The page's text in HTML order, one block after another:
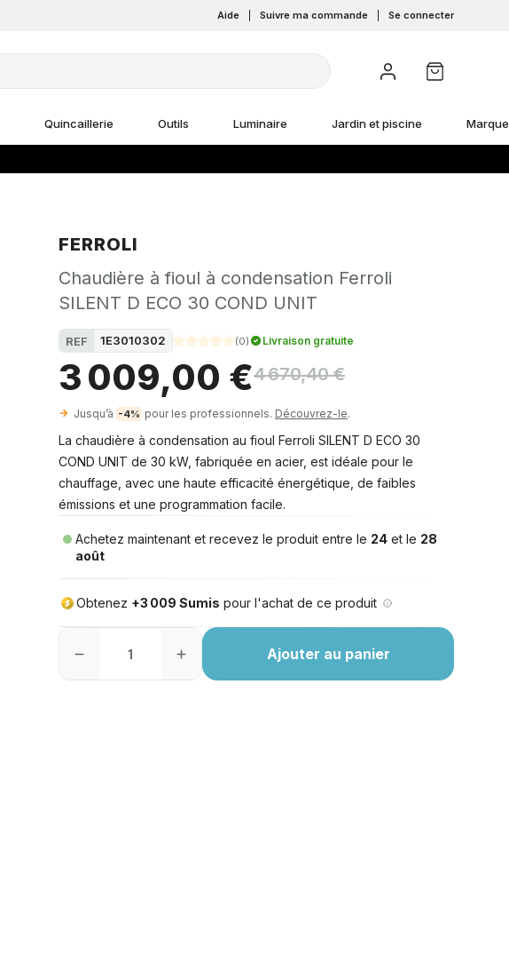
Aide Suivre ma commande Se connecter
Quincaillerie Outils Luminaire Jardin et piscine
FERROLI
Chaudière à fioul à condensation Ferroli
SILENT D ECO 30 COND UNIT
REF 1E3010302 (0) Livraison gratuite
3 009,00 €4 670,40 €
Jusqu’à -4% pour les professionnels. Découvrez-le.
La chaudière à condensation au fioul Ferroli SILENT D ECO 30
COND UNIT de 30 kW, fabriquée en acier, est idéale pour le
chauffage, avec une haute efficacité énergétique, de faibles
émissions et une programmation facile.
Achetez maintenant et recevez le produit entre le 24 et le 28
août
Obtenez +3 009 Sumis pour l'achat de ce produit
Ajouter au panier